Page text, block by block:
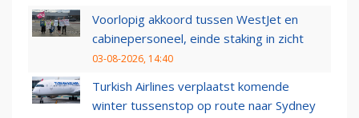
Voorlopig akkoord tussen WestJet en
cabinepersoneel, einde staking in zicht
03-08-2026, 14:40
Turkish Airlines verplaatst komende
winter tussenstop op route naar Sydney